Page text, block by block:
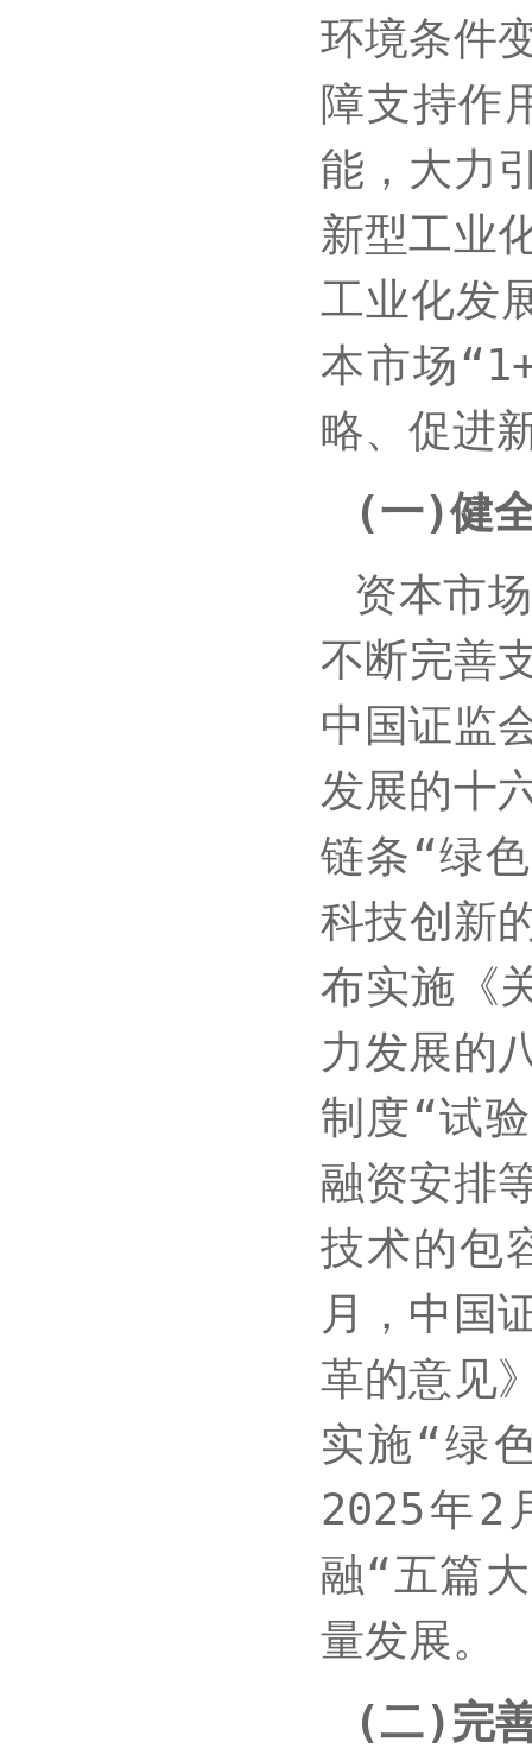
环境条件
障支持作
能，大力
新型工业
工业化发
本市场
略、促进
(一)健
资本市
不断完善
中国证监
发展的十
链条“绿
科技创新
布实施《
力发展的
制度“试
融资安排
技术的包
月，中国
革的意见
实施“绿
2025年2
融“五篇
量发展。
(二)完